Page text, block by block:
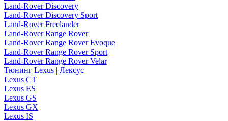
Land-Rover Discovery
Land-Rover Discovery Sport
Land-Rover Freelander
Land-Rover Range Rover
Land-Rover Range Rover Evoque
Land-Rover Range Rover Sport
Land-Rover Range Rover Velar
Тюнинг Lexus | Лексус
Lexus CT
Lexus ES
Lexus GS
Lexus GX
Lexus IS